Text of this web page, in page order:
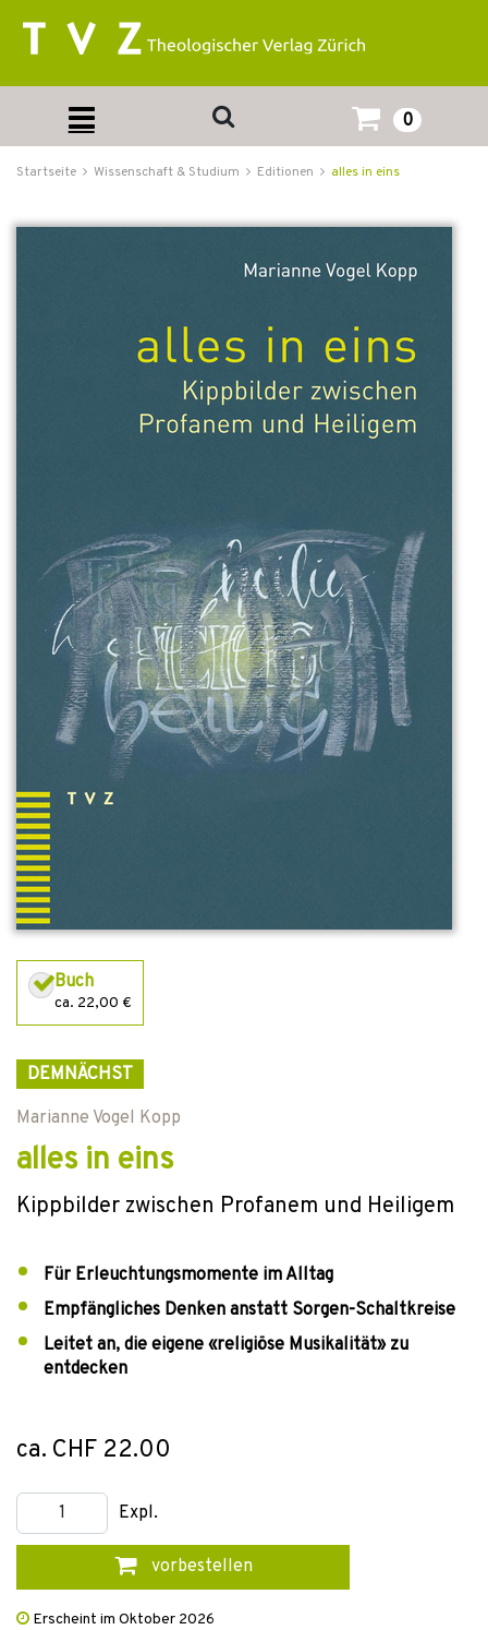
0
Startseite Wissenschaft & Studium Editionen alles in eins
Buch
ca. 22,00 €
DEMNÄCHST
Marianne Vogel Kopp
alles in eins
Kippbilder zwischen Profanem und Heiligem
Für Erleuchtungsmomente im Alltag
Empfängliches Denken anstatt Sorgen-Schaltkreise
Leitet an, die eigene «religiöse Musikalität» zu
entdecken
ca. CHF 22.00
Expl.
vorbestellen
Erscheint im Oktober 2026